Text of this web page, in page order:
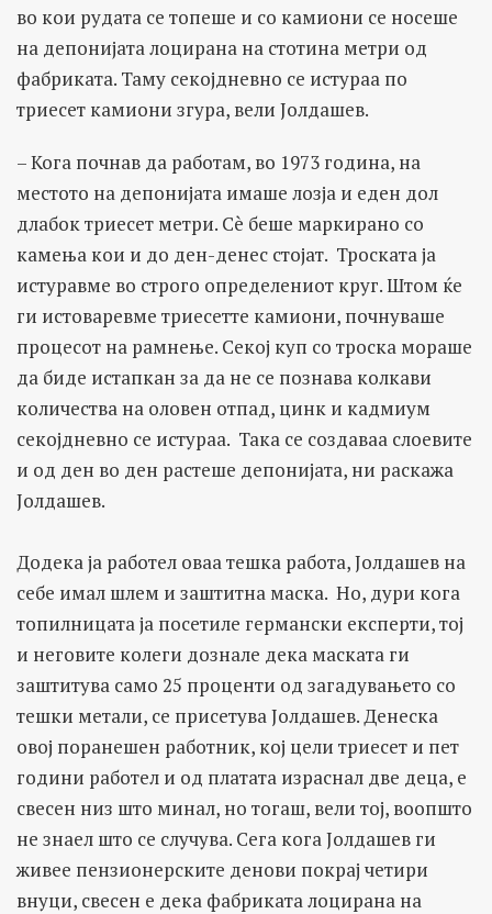
во кои рудата се топеше и со камиони се носеше
на депонијата лоцирана на стотина метри од
фабриката. Таму секојдневно се истураа по
триесет камиони згура, вели Јолдашев.
– Кога почнав да работам, во 1973 година, на
местото на депонијата имаше лозја и еден дол
длабок триесет метри. Сè беше маркирано со
камења кои и до ден-денес стојат. Троската ја
истуравме во строго определениот круг. Штом ќе
ги истоваревме триесетте камиони, почнуваше
процесот на рамнење. Секој куп со троска мораше
да биде истапкан за да не се познава колкави
количества на оловен отпад, цинк и кадмиум
секојдневно се истураа. Така се создаваа слоевите
и од ден во ден растеше депонијата, ни раскажа
Јолдашев.
Додека ја работел оваа тешка работа, Јолдашев на
себе имал шлем и заштитна маска. Но, дури кога
топилницата ја посетиле германски експерти, тој
и неговите колеги дознале дека маската ги
заштитува само 25 проценти од загадувањето со
тешки метали, се присетува Јолдашев. Денеска
овој поранешен работник, кој цели триесет и пет
години работел и од платата израснал две деца, е
свесен низ што минал, но тогаш, вели тој, воопшто
не знаел што се случува. Сега кога Јолдашев ги
живее пензионерските денови покрај четири
внуци, свесен е дека фабриката лоцирана на